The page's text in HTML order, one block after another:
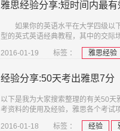
雅思经验分享:短时间内最
如果你的英语水平在大学四级以下
型的英式英语经典教程，其中的交际
2016-01-19
标签 ： 雅思经验
经验分享:50天考出雅思7分
以下是我为大家搜索整理的有关50
考资料的使用及经验，雅思各个考试
2016-01-18
标签 ： 经验